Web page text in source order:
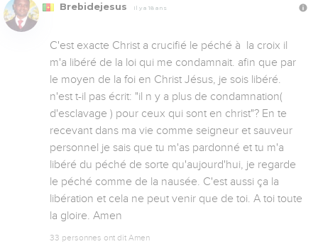
Brebidejesus Il y a 18 ans
C'est exacte Christ a crucifié le péché à  la croix il
m'a libéré de la loi qui me condamnait. afin que par
le moyen de la foi en Christ Jésus, je sois libéré.
n'est t-il pas écrit: "il n y a plus de condamnation(
d'esclavage ) pour ceux qui sont en christ"? En te
recevant dans ma vie comme seigneur et sauveur
personnel je sais que tu m'as pardonné et tu m'a
libéré du péché de sorte qu'aujourd'hui, je regarde
le péché comme de la nausée. C'est aussi ça la
libération et cela ne peut venir que de toi. A toi toute
la gloire. Amen
33 personnes ont dit Amen